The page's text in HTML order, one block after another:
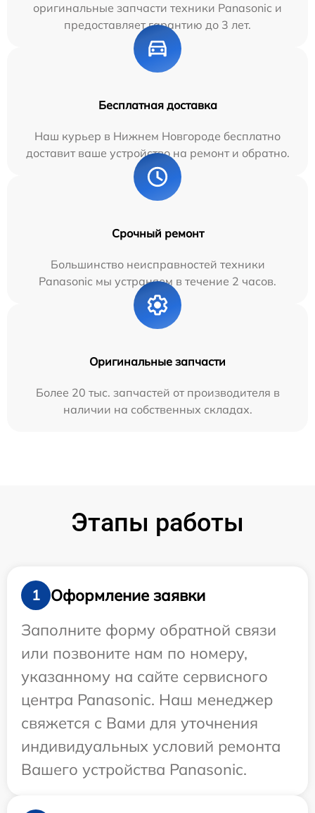
оригинальные запчасти техники Panasonic и
предоставляет гарантию до 3 лет.
Бесплатная доставка
Наш курьер в Нижнем Новгороде бесплатно
доставит ваше устройство на ремонт и обратно.
Срочный ремонт
Большинство неисправностей техники
Panasonic мы устраняем в течение 2 часов.
Оригинальные запчасти
Более 20 тыс. запчастей от производителя в
наличии на собственных складах.
Этапы работы
1
Оформление заявки
Заполните форму обратной связи
или позвоните нам по номеру,
указанному на сайте сервисного
центра Panasonic. Наш менеджер
свяжется с Вами для уточнения
индивидуальных условий ремонта
Вашего устройства Panasonic.